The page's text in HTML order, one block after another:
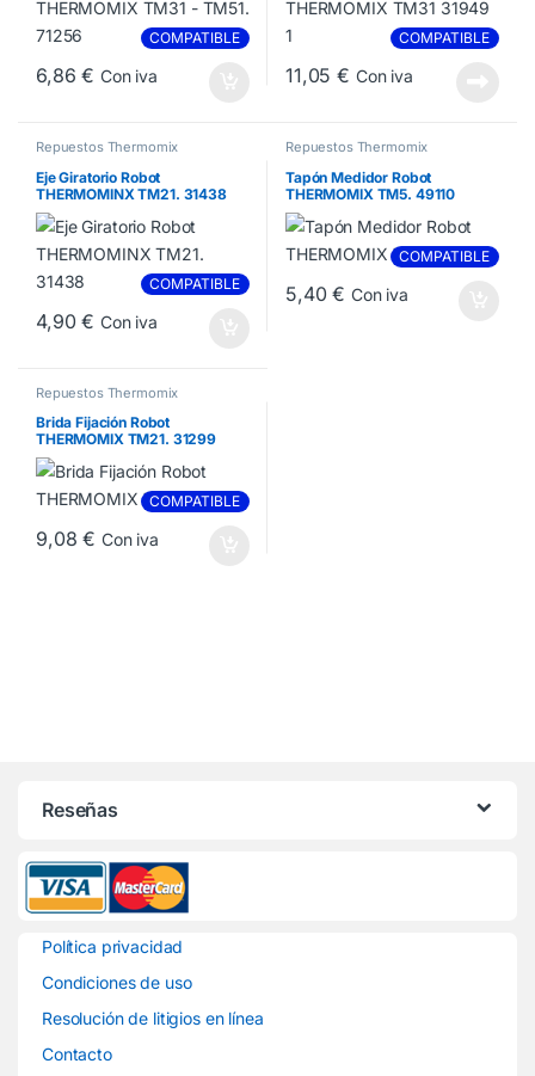
COMPATIBLE
6,86€ Con iva
COMPATIBLE
11,05€ Con iva
Repuestos Thermomix
Eje Giratorio Robot
THERMOMINX TM21. 31438
COMPATIBLE
4,90€ Con iva
Repuestos Thermomix
Tapón Medidor Robot
THERMOMIX TM5. 49110
COMPATIBLE
5,40€ Con iva
Repuestos Thermomix
Brida Fijación Robot
THERMOMIX TM21. 31299
COMPATIBLE
9,08€ Con iva
Reseñas
Política privacidad
Condiciones de uso
Resolución de litigios en línea
Contacto